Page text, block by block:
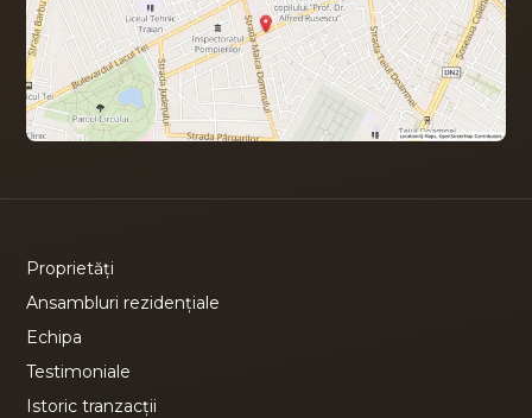
Proprietăți
Ansambluri rezidențiale
Echipa
Testimoniale
Istoric tranzacții